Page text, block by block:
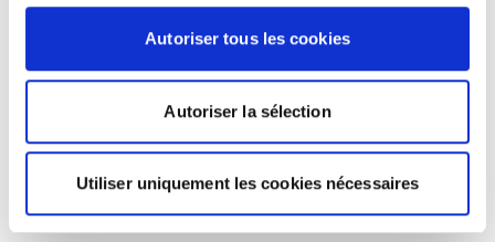
Autoriser tous les cookies
Autoriser la sélection
Utiliser uniquement les cookies nécessaires